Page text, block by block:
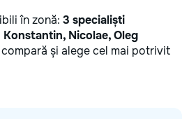
în zonă: 3 specialiști
Konstantin, Nicolae, Oleg
și alege cel mai potrivit